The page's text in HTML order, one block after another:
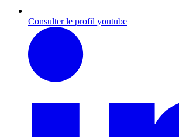
Consulter le profil youtube